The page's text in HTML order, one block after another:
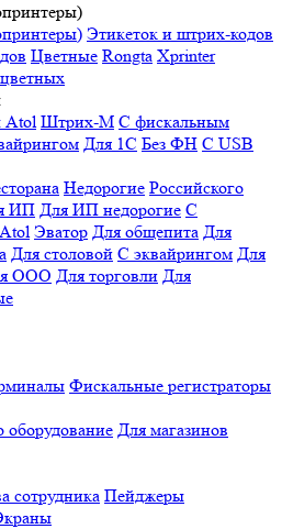
Этикеток и штрих-кодов
Цветные Rongta Xprinter
Atol Штрих-М С фискальным
Для 1С Без ФН С USB
Недорогие Российского
ИП Для ИП недорогие С
Atol Эватор Для общепита Для
Для столовой С эквайрингом Для
ООО Для торговли Для
Фискальные регистраторы
оборудование Для магазинов
сотрудника Пейджеры